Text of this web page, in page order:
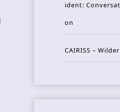
ident:
on
CAIRISS –